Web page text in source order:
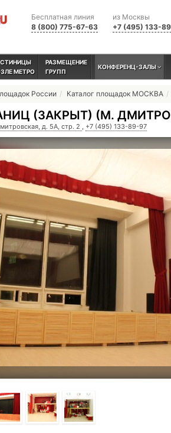
из Москвы
+7 (495) 133-
Бесплатная линия
8 (800) 775-67-63
МЕТРО
РАЗМЕЩЕНИЕ
ГРУПП
КОНФЕРЕНЦ-ЗАЛЫ
России Каталог площадок МОСКВА
(ЗАКРЫТ) (М.
д. 5А, стр. 2 +7 (495) 133-89-97